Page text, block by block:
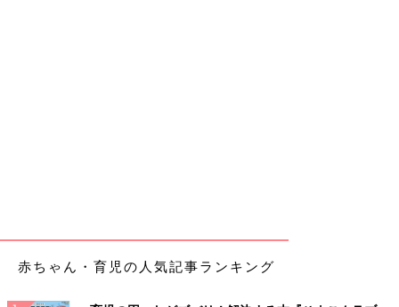
ャップ、焼きおにぎりなど残り物でいろいろです」
赤ちゃん・育児の人気記事ランキング